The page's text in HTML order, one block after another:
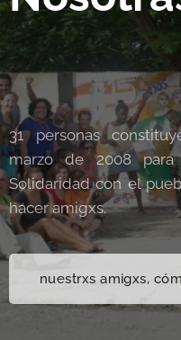
31 personas
marzo de 2008
Solidaridad con el
hacer amigxs.
nuestrxs amigxs,